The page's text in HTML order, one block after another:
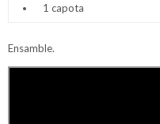
1 capota
Ensamble.